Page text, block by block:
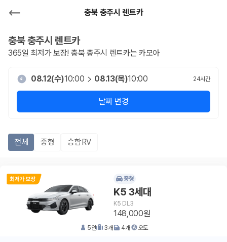
충북 충주시 렌트카
충북 충주시 렌트카
365일 최저가 보장! 충북 충주시 렌트카는 카모아
08.12(수)10:00 08.13(목)10:00 24시간
날짜 변경
전체 중형 승합RV
중형
K5 3세대
K5 DL3
148,000원
5인 3개 4개 오토